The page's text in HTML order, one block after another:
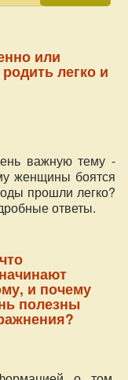
или
легко и
важную тему -
женщины боятся
прошли легко?
ответы.
и почему
полезны